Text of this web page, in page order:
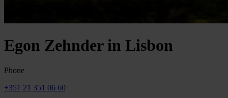
Egon Zehnder in Lisbon
Phone
+351 21 351 06 60